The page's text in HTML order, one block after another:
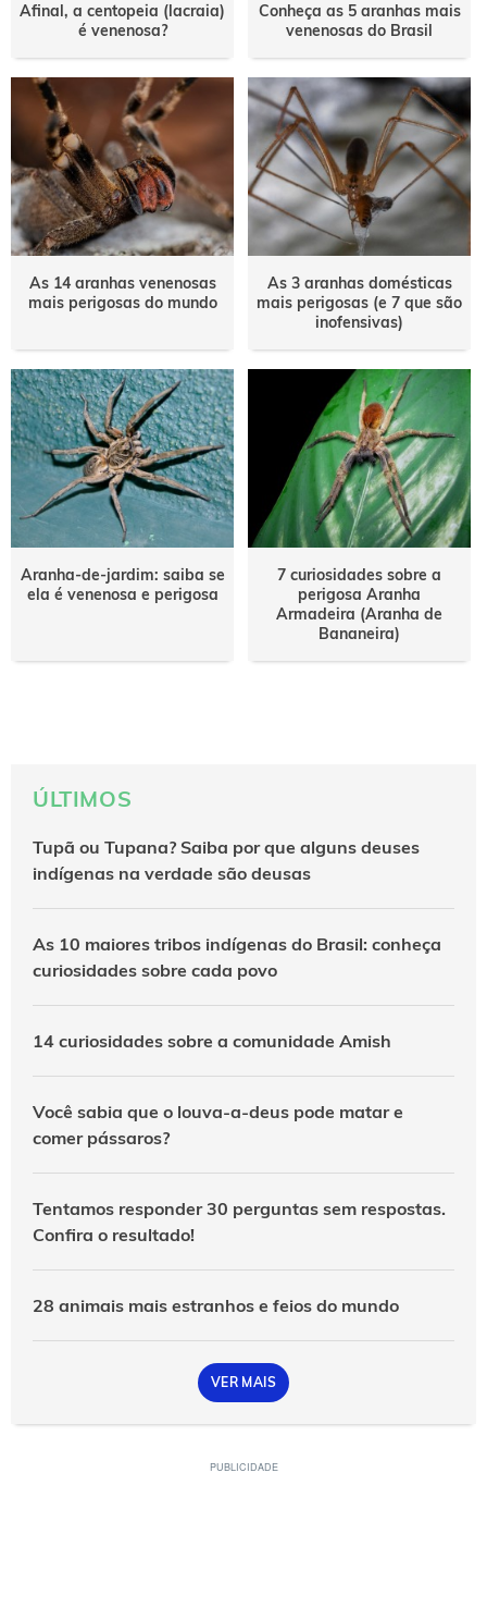
Afinal, a centopeia (lacraia)
é venenosa?
Conheça as 5 aranhas mais
venenosas do Brasil
As 14 aranhas venenosas
mais perigosas do mundo
As 3 aranhas domésticas
mais perigosas (e 7 que são
inofensivas)
Aranha-de-jardim: saiba se
ela é venenosa e perigosa
7 curiosidades sobre a
perigosa Aranha
Armadeira (Aranha de
Bananeira)
ÚLTIMOS
Tupã ou Tupana? Saiba por que alguns deuses
indígenas na verdade são deusas
As 10 maiores tribos indígenas do Brasil: conheça
curiosidades sobre cada povo
14 curiosidades sobre a comunidade Amish
Você sabia que o louva-a-deus pode matar e
comer pássaros?
Tentamos responder 30 perguntas sem respostas.
Confira o resultado!
28 animais mais estranhos e feios do mundo
VER MAIS